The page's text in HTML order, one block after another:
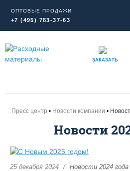
ОПТОВЫЕ ПРОДАЖИ
+7 (495) 783-37-63
ЗАКАЗАТЬ
Пресс центр Новости компании
Новости
25 декабря 2024 Новости 2024 года